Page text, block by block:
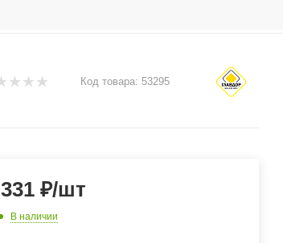
Код товара: 53295
331₽/шт
В наличии